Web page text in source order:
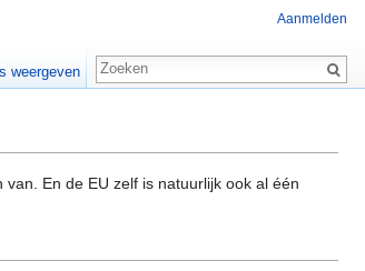
En de EU zelf is natuurlijk ook al één
Aanmelden
weergeven